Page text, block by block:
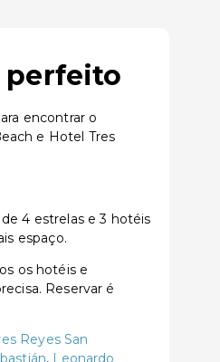
perfeito
encontrar o
e Hotel Tres
4 estrelas e 3 hotéis
espaço.
os hotéis e
Reservar é
Reyes San
, Leonardo